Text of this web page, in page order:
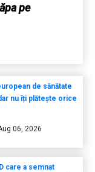
pe
de sănătate
nu îți plătește orice
06, 2026
care a semnat